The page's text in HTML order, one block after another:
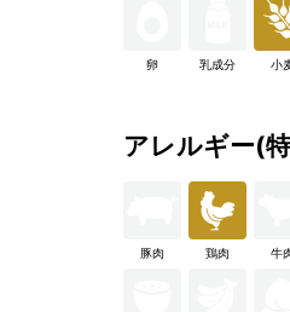
卵 乳成分 小
アレルギー(
豚肉 鶏肉 牛